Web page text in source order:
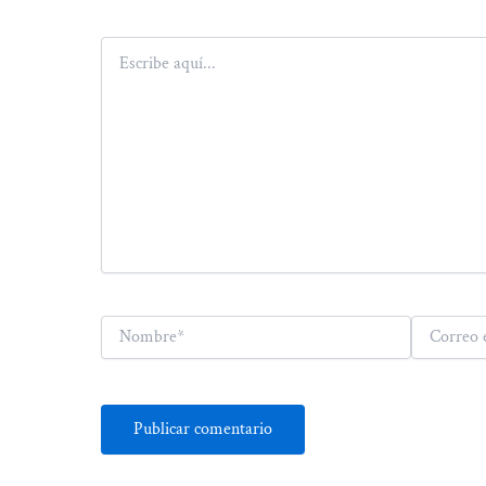
Escribe
aquí...
Nombre*
Correo
electrónico*